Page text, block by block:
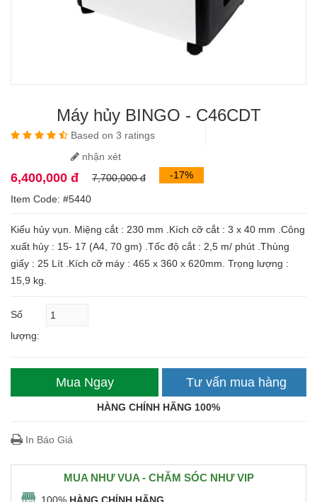
Máy hủy BINGO - C46CDT
Based on 3 ratings
nhận xét
6,400,000 đ 7,700,000 đ -17%
Item Code: #5440
Kiểu hủy vụn. Miệng cắt : 230 mm .Kích cỡ cắt : 3 x 40 mm .Công
xuất hủy : 15- 17 (A4, 70 gm) .Tốc độ cắt : 2,5 m/ phút .Thùng
giấy : 25 Lít .Kích cỡ máy : 465 x 360 x 620mm. Trọng lượng :
15,9 kg.
Số
lượng:
Mua Ngay Tư vấn mua hàng
HÀNG CHÍNH HÃNG 100%
In Báo Giá
MUA NHƯ VUA - CHĂM SÓC NHƯ VIP
100% HÀNG CHÍNH HÃNG